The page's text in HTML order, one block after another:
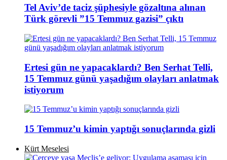
Tel Aviv’de taciz şüphesiyle gözaltına alınan
Türk görevli ”15 Temmuz gazisi” çıktı
Ertesi gün ne yapacaklardı? Ben Serhat Telli,
15 Temmuz günü yaşadığım olayları anlatmak
istiyorum
15 Temmuz’u kimin yaptığı sonuçlarında gizli
Kürt Meselesi